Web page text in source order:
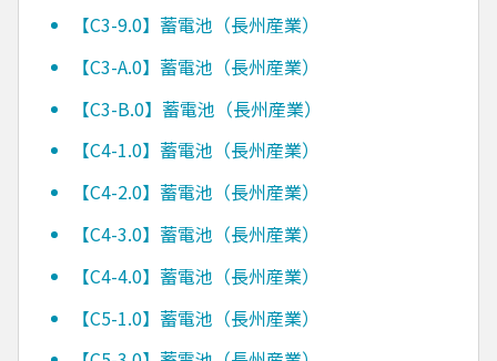
【C3-9.0】蓄電池（長州産業）
【C3-A.0】蓄電池（長州産業）
【C3-B.0】蓄電池（長州産業）
【C4-1.0】蓄電池（長州産業）
【C4-2.0】蓄電池（長州産業）
【C4-3.0】蓄電池（長州産業）
【C4-4.0】蓄電池（長州産業）
【C5-1.0】蓄電池（長州産業）